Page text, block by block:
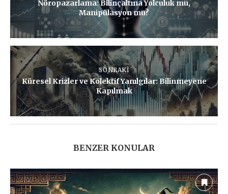
Nöropazarlama: Bilinçaltına Yolculuk mu,
Manipülasyon mu?
SONRAKI
Küresel Krizler ve Kolektif Yanılgılar: Bilinmeyene
Kapılmak
BENZER KONULAR